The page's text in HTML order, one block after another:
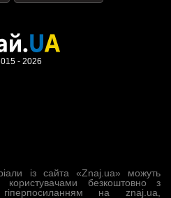
із сайта «Znaj.ua» можуть
користувачами безкоштовно з
на znaj.ua,
- 2026